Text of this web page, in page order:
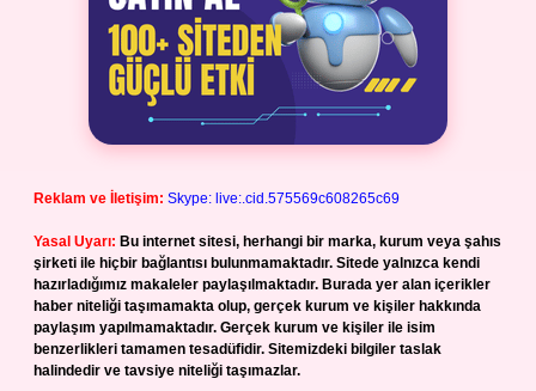
Reklam ve İletişim: Skype: live:.cid.575569c608265c69
Yasal Uyarı: Bu internet sitesi, herhangi bir marka, kurum veya şahıs
şirketi ile hiçbir bağlantısı bulunmamaktadır. Sitede yalnızca kendi
hazırladığımız makaleler paylaşılmaktadır. Burada yer alan içerikler
haber niteliği taşımamakta olup, gerçek kurum ve kişiler hakkında
paylaşım yapılmamaktadır. Gerçek kurum ve kişiler ile isim
benzerlikleri tamamen tesadüfidir. Sitemizdeki bilgiler taslak
halindedir ve tavsiye niteliği taşımazlar.